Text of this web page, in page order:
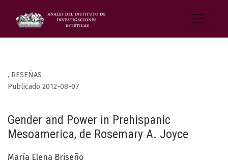
, RESEÑAS
Gender and Power in Prehispanic
Mesoamerica, de Rosemary A. Joyce
Publicado 2012-08-07
María Elena Briseño